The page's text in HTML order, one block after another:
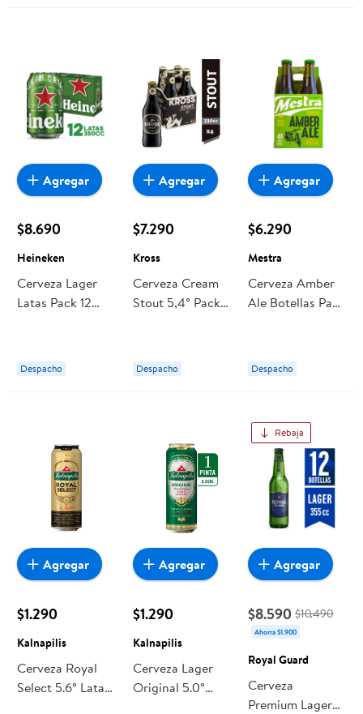
$8.690
Heineken
Cerveza Lager
Latas Pack 12
Despacho
Agregar
$7.290
Kross
Cerveza Cream
Stout 5,4° Pack
Despacho
Agregar
$6.290
Mestra
Cerveza Amber
Ale Botellas Pack
Despacho
Agregar
$1.290
Kalnapilis
Cerveza Royal
Select 5.6° Lata
Agregar
$1.290
Kalnapilis
Cerveza Lager
Original 5.0°
Agregar
Rebaja
$8.590 $10.490
Ahorra $1.900
Royal Guard
Cerveza
Premium Lager
Agregar